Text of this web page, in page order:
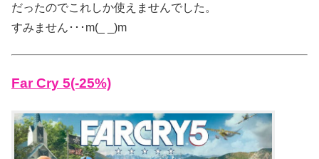
だったのでこれしか使えませんでした。
すみません･･･m(_ _)m
Far Cry 5(-25%)